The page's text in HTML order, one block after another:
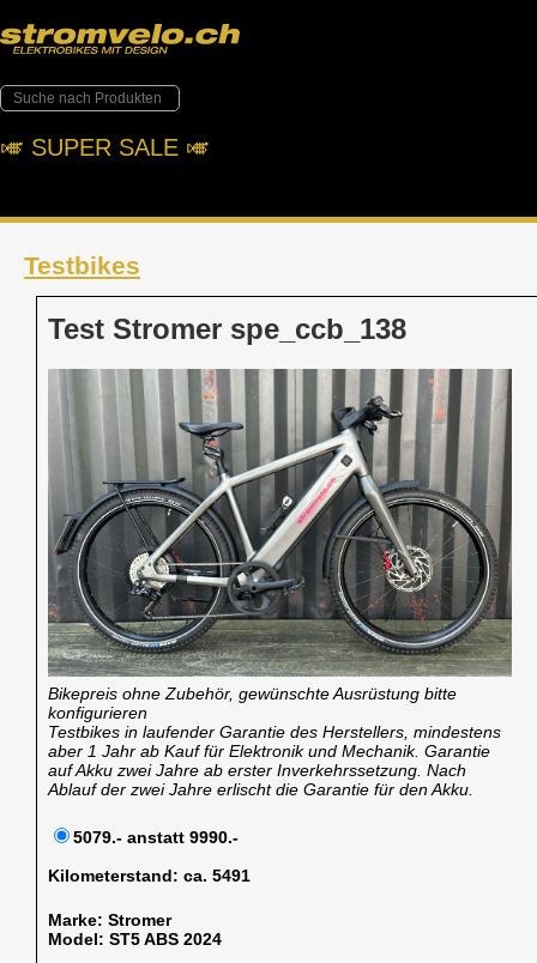
🎺︎ SUPER SALE 🎺︎
Testbikes
Test Stromer spe_ccb_138
Bikepreis ohne Zubehör, gewünschte Ausrüstung bitte
konfigurieren
Testbikes in laufender Garantie des Herstellers, mindestens
aber 1 Jahr ab Kauf für Elektronik und Mechanik. Garantie
auf Akku zwei Jahre ab erster Inverkehrssetzung. Nach
Ablauf der zwei Jahre erlischt die Garantie für den Akku.
5079.- anstatt 9990.-
Kilometerstand: ca. 5491
Marke:Stromer
Model:ST5 ABS 2024